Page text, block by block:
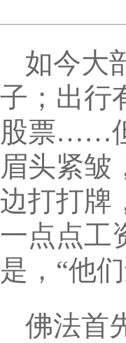
如今大
子；出行
股票……
眉头紧皱
边打打牌
一点点工
是，“他
佛法首